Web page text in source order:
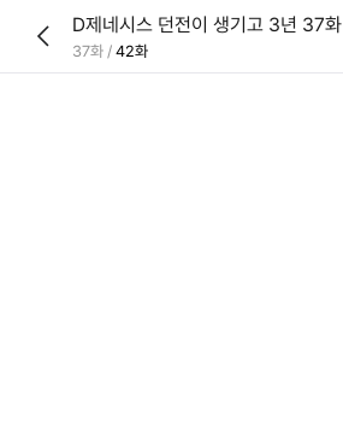
D제네시스 던전이 생기고 3년 37화
37화 / 42화